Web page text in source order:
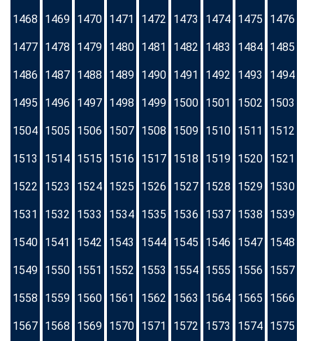
1468 1469 1470 1471 1472 1473 1474 1475 1476
1477 1478 1479 1480 1481 1482 1483 1484 1485
1486 1487 1488 1489 1490 1491 1492 1493 1494
1495 1496 1497 1498 1499 1500 1501 1502 1503
1504 1505 1506 1507 1508 1509 1510 1511 1512
1513 1514 1515 1516 1517 1518 1519 1520 1521
1522 1523 1524 1525 1526 1527 1528 1529 1530
1531 1532 1533 1534 1535 1536 1537 1538 1539
1540 1541 1542 1543 1544 1545 1546 1547 1548
1549 1550 1551 1552 1553 1554 1555 1556 1557
1558 1559 1560 1561 1562 1563 1564 1565 1566
1567 1568 1569 1570 1571 1572 1573 1574 1575